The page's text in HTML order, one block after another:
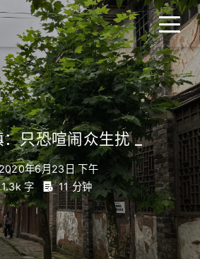
：只恐喧闹众生扰_
年6月23日 下午
字
11 分钟